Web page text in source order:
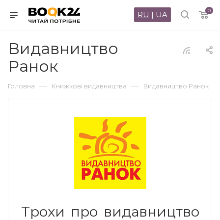
0
RU | UA
Видавництво
Ранок
Головна — Книжкові видавництва — Видавництво Ранок
Трохи про видавництво